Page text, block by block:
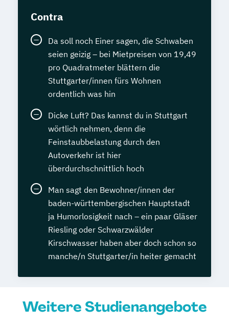
Contra
Da soll noch Einer sagen, die Schwaben
seien geizig – bei Mietpreisen von 19,49
pro Quadratmeter blättern die
Stuttgarter/innen fürs Wohnen
ordentlich was hin
Dicke Luft? Das kannst du in Stuttgart
wörtlich nehmen, denn die
Feinstaubbelastung durch den
Autoverkehr ist hier
überdurchschnittlich hoch
Man sagt den Bewohner/innen der
baden-württembergischen Hauptstadt
ja Humorlosigkeit nach – ein paar Gläser
Riesling oder Schwarzwälder
Kirschwasser haben aber doch schon so
manche/n Stuttgarter/in heiter gemacht
Weitere Studienangebote